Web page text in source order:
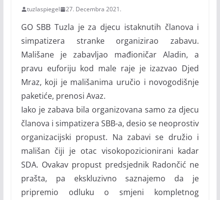
tuzlaspiegel 27. Decembra 2021.
GO SBB Tuzla je za djecu istaknutih članova i
simpatizera stranke organizirao zabavu.
Mališane je zabavljao mađioničar Aladin, a
pravu euforiju kod male raje je izazvao Djed
Mraz, koji je mališanima uručio i novogodišnje
paketiće, prenosi Avaz.
Iako je zabava bila organizovana samo za djecu
članova i simpatizera SBB-a, desio se neoprostiv
organizacijski propust. Na zabavi se družio i
mališan čiji je otac visokopozicionirani kadar
SDA. Ovakav propust predsjednik Radončić ne
prašta, pa ekskluzivno saznajemo da je
pripremio odluku o smjeni kompletnog